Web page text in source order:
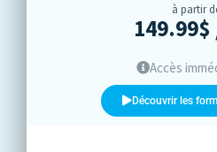
à partir
149.99$
Accès
Découvrir les